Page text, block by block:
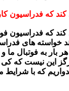
کند که فدراسیون
که فدراسیون
خواسته های
به فوتبال ما
این نیست که کی